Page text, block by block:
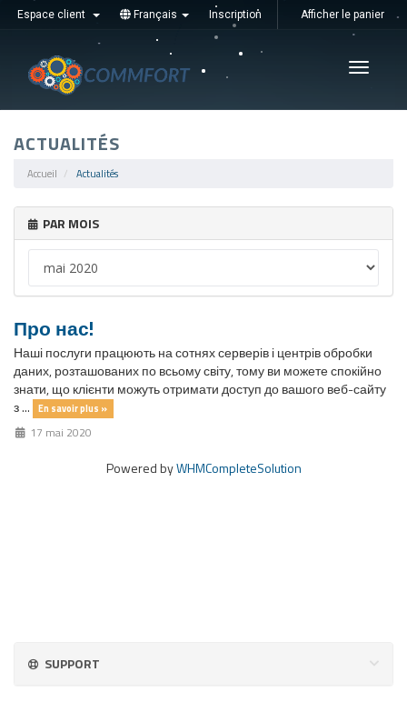
Espace client Français Inscription Afficher le panier
ACTUALITÉS
Accueil Actualités
PAR MOIS
Про нас!
Наші послуги працюють на сотнях серверів і центрів обробки
даних, розташованих по всьому світу, тому ви можете спокійно
знати, що клієнти можуть отримати доступ до вашого веб-сайту
з ...
En savoir plus »
17 mai 2020
Powered byWHMCompleteSolution
SUPPORT